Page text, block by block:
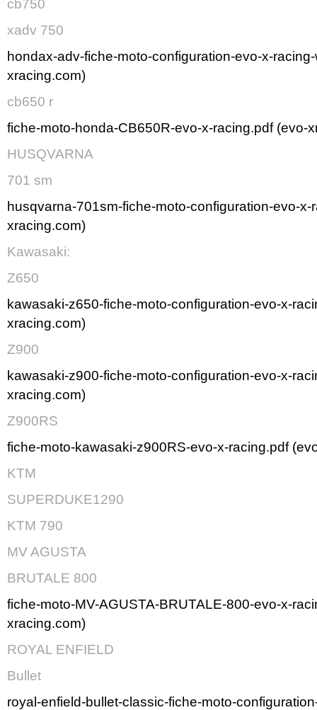
cb750
xadv 750
hondax-adv-fiche-moto-configuration-evo-x-
xracing.com)
cb650 r
fiche-moto-honda-CB650R-evo-x-racing.pdf (evo-
HUSQVARNA
701 sm
husqvarna-701sm-fiche-moto-configuration-evo-x-
xracing.com)
Kawasaki:
Z650
kawasaki-z650-fiche-moto-configuration-evo-x-
xracing.com)
Z900
kawasaki-z900-fiche-moto-configuration-evo-x-
xracing.com)
Z900RS
fiche-moto-kawasaki-z900RS-evo-x-racing.pdf
KTM
SUPERDUKE1290
KTM 790
MV AGUSTA
BRUTALE 800
fiche-moto-MV-AGUSTA-BRUTALE-800-evo-x-
xracing.com)
ROYAL ENFIELD
Bullet
royal-enfield-bullet-classic-fiche-moto-